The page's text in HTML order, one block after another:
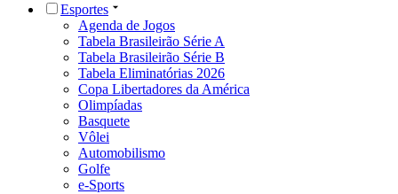
Esportes
Agenda de Jogos
Tabela Brasileirão Série A
Tabela Brasileirão Série B
Tabela Eliminatórias 2026
Copa Libertadores da América
Olimpíadas
Basquete
Vôlei
Automobilismo
Golfe
e-Sports